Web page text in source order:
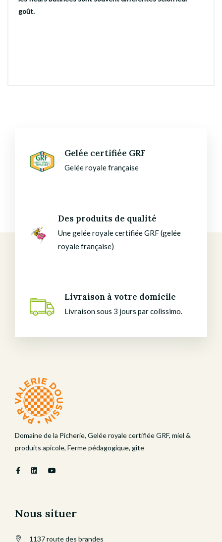
goût.
Gelée certifiée GRF
Gelée royale française
Des produits de qualité
Une gelée royale certifiée GRF (gelée
royale française)
Livraison à votre domicile
Livraison sous 3 jours par colissimo.
Domaine de la Picherie, Gelée royale certifiée GRF, miel &
produits apicole, Ferme pédagogique, gîte
Nous situer
1137 route des brandes